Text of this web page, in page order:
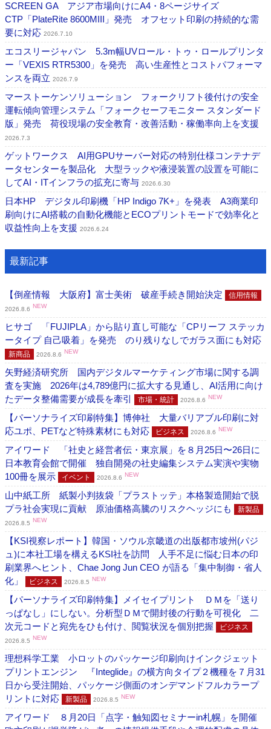
SCREEN GA アジア市場向けにA4・8ページサイズ
CTP「PlateRite 8600MIII」発売 オフセット印刷の持続的な需
要に対応 2026.7.10
エコスリージャパン 5.3m幅UVロール・トゥ・ロールプリンタ
ー「VEXIS RTR5300」を発売 高い生産性とコストパフォーマ
ンスを両立 2026.7.9
マーストーケンソリューション フォークリフト後付けの安全
運転傾向管理システム「フォークセーフモニター スタンダード
版」発売 荷役現場の安全教育・改善活動・稼働率向上を支援
2026.7.3
ゲットワークス AI用GPUサーバー対応の特別仕様コンテナデ
ータセンターを製品化 大型ラックや液浸装置の設置を可能に
してAI・ITインフラの拡充に寄与 2026.6.30
日本HP デジタル印刷機「HP Indigo 7K+」を発表 A3商業印
刷向けにAI搭載の自動化機能とECOプリントモードで効率化と
収益性向上を支援 2026.6.24
最新記事
【倒産情報 大阪府】富士美術 破産手続き開始決定 信用情報
2026.8.6 NEW
ヒサゴ 「FUJIPLA」から貼り直し可能な「CPリーフ ステッカ
ータイプ 自己吸着」を発売 のり残りなしでガラス面にも対応
新商品 2026.8.6 NEW
矢野経済研究所 国内デジタルマーケティング市場に関する調
査を実施 2026年は4,789億円に拡大する見通し、AI活用に向け
たデータ整備需要が成長を牽引
市場・統計 2026.8.6 NEW
【パーソナライズ印刷特集】博伸社 大量バリアブル印刷に対
応ユポ、PETなど特殊素材にも対応
ビジネス 2026.8.6 NEW
アイワード 「社史と経営者伝・東京展」を８月25日〜26日に
日本教育会館で開催 独自開発の社史編集システム実演や実物
100冊を展示
イベント 2026.8.6 NEW
山中紙工所 紙製小判抜袋「プラストッテ」本格製造開始で脱
プラ社会実現に貢献 原油価格高騰のリスクヘッジにも
新製品
2026.8.5 NEW
【KSI視察レポート】韓国・ソウル京畿道の出版都市坡州(パジ
ュ)に本社工場を構えるKSI社を訪問 人手不足に悩む日本の印
刷業界へヒント、Chae Jong Jun CEO が語る「集中制御・省人
化」
ビジネス 2026.8.5 NEW
【パーソナライズ印刷特集】メイセイプリント ＤＭを「送り
っぱなし」にしない。分析型ＤＭで開封後の行動を可視化 二
次元コードと宛先をひも付け、閲覧状況を個別把握
ビジネス
2026.8.5 NEW
理想科学工業 小ロットのパッケージ印刷向けインクジェット
プリントエンジン 『Integlide』の横方向タイプ２機種を７月31
日から受注開始、パッケージ側面のオンデマンドフルカラープ
リントに対応
新製品 2026.8.5 NEW
アイワード ８月20日「点字・触知図セミナーin札幌」を開催